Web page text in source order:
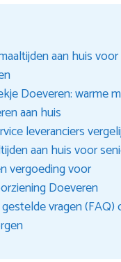
aan huis
Doeveren: warme
aan huis
leveranciers
aan huis voor
vergoeding voor
Doeveren
vragen (FAQ)